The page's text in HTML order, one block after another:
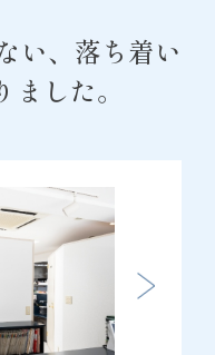
い、落ち着い
した。